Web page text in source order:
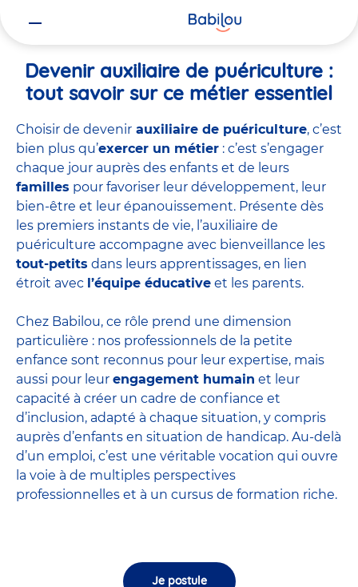
Devenir auxiliaire de puériculture :
tout savoir sur ce métier essentiel
Choisir de devenir auxiliaire de puériculture, c’est
bien plus qu’exercer un métier : c’est s’engager
chaque jour auprès des enfants et de leurs
familles pour favoriser leur développement, leur
bien-être et leur épanouissement. Présente dès
les premiers instants de vie, l’auxiliaire de
puériculture accompagne avec bienveillance les
tout-petits dans leurs apprentissages, en lien
étroit avec l’équipe éducative et les parents.
Chez Babilou, ce rôle prend une dimension
particulière : nos professionnels de la petite
enfance sont reconnus pour leur expertise, mais
aussi pour leur engagement humain et leur
capacité à créer un cadre de confiance et
d’inclusion, adapté à chaque situation, y compris
auprès d’enfants en situation de handicap. Au-delà
d’un emploi, c’est une véritable vocation qui ouvre
la voie à de multiples perspectives
professionnelles et à un cursus de formation riche.
Je postule